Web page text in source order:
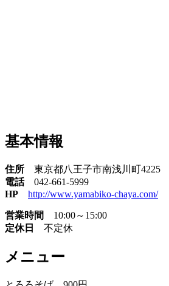
基本情報
住所 東京都八王子市南浅川町4225
電話042-661-5999
HP
http://www.yamabiko-chaya.com/
営業時間
10:00～15:00
定休日
不定休
メニュー